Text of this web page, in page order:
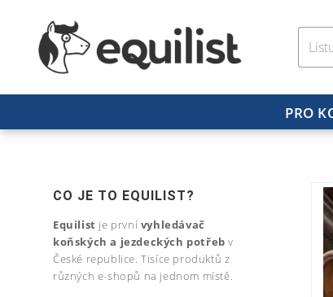
PRO
CO JE TO EQUILIST?
Equilist je první vyhledávač
koňských a jezdeckých potřeb v
České republice. Tisíce produktů z
různých e-shopů na jednom místě.